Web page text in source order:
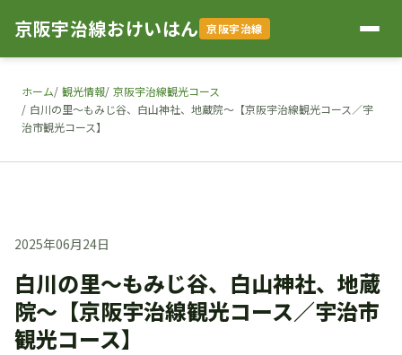
京阪宇治線おけいはん 京阪宇治線
ホーム 観光情報 京阪宇治線観光コース
白川の里～もみじ谷、白山神社、地蔵院～【京阪宇治線観光コース／宇
治市観光コース】
2025年06月24日
白川の里～もみじ谷、白山神社、地蔵
院～【京阪宇治線観光コース／宇治市
観光コース】